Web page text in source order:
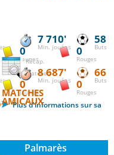
7 710'
Min. jouées
58
Buts
0
Jaunes
0
Rouges
Récap.
matches8 687'
Min. jouées
66
Buts
0
Jaunes
0
Rouges
MATCHES
AMICAUX
Plus d'informations sur sa
Palmarès